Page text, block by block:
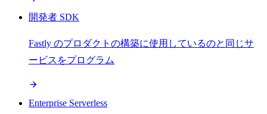
開発者 SDK
Fastly のプロダクトの構築に使用しているのと同じサ
ービスをプログラム
Enterprise Serverless